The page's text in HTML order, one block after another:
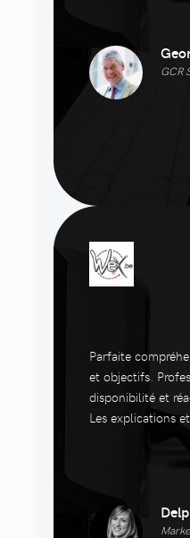
GCR
Parfaite
et objectifs.
disponibilité et
Les explications